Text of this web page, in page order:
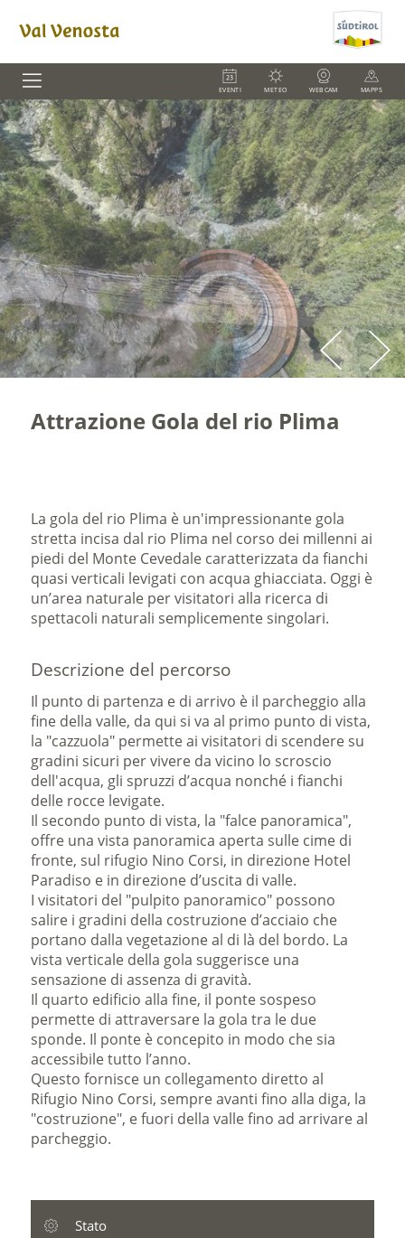
EVENTI METEO WEBCAM MAPPS
Attrazione Gola del rio Plima
La gola del rio Plima è un'impressionante gola
stretta incisa dal rio Plima nel corso dei millenni ai
piedi del Monte Cevedale caratterizzata da fianchi
quasi verticali levigati con acqua ghiacciata. Oggi è
un’area naturale per visitatori alla ricerca di
spettacoli naturali semplicemente singolari.
Descrizione del percorso
Il punto di partenza e di arrivo è il parcheggio alla
fine della valle, da qui si va al primo punto di vista,
la "cazzuola" permette ai visitatori di scendere su
gradini sicuri per vivere da vicino lo scroscio
dell'acqua, gli spruzzi d’acqua nonché i fianchi
delle rocce levigate.
Il secondo punto di vista, la "falce panoramica",
offre una vista panoramica aperta sulle cime di
fronte, sul rifugio Nino Corsi, in direzione Hotel
Paradiso e in direzione d’uscita di valle.
I visitatori del "pulpito panoramico" possono
salire i gradini della costruzione d’acciaio che
portano dalla vegetazione al di là del bordo. La
vista verticale della gola suggerisce una
sensazione di assenza di gravità.
Il quarto edificio alla fine, il ponte sospeso
permette di attraversare la gola tra le due
sponde. Il ponte è concepito in modo che sia
accessibile tutto l’anno.
Questo fornisce un collegamento diretto al
Rifugio Nino Corsi, sempre avanti fino alla diga, la
"costruzione", e fuori della valle fino ad arrivare al
parcheggio.
Stato